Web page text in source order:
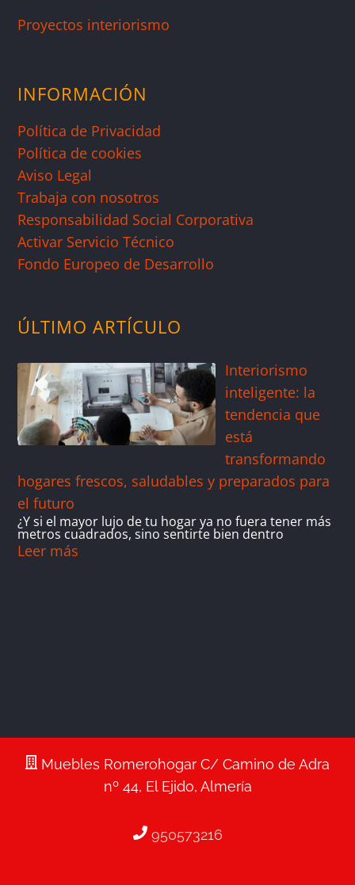
Proyectos interiorismo
INFORMACIÓN
Política de Privacidad
Política de cookies
Aviso Legal
Trabaja con nosotros
Responsabilidad Social Corporativa
Activar Servicio Técnico
Fondo Europeo de Desarrollo
ÚLTIMO ARTÍCULO
Interiorismo
inteligente: la
tendencia que
está
transformando
hogares frescos, saludables y preparados para
el futuro
¿Y si el mayor lujo de tu hogar ya no fuera tener más
metros cuadrados, sino sentirte bien dentro
Leer más
Muebles Romerohogar C/ Camino de Adra
nº 44, El Ejido, Almería
950573216